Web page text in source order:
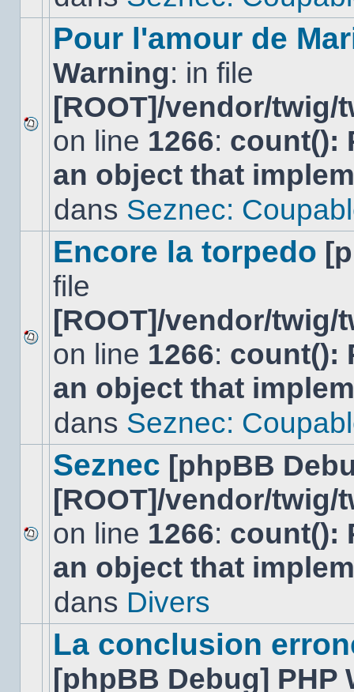
Aucun
nouveau
message
non-
dans
Pour l'amour de
Warning: in file
[ROOT]/vendor/
on line 1266: count():
an object that
dans Seznec:
Aucun
nouveau
message
non-
dans
Encore la torpedo
file
[ROOT]/vendor/
on line 1266: count():
an object that
dans Seznec:
Aucun
nouveau
message
Seznec [phpBB
[ROOT]/vendor/
on line 1266: count():
an object that
dans Divers
La conclusion
[phpBB Debug] PHP